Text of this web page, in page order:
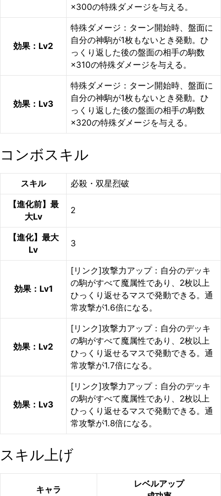
×300の特殊ダメージを与える。
効果：Lv2
特殊ダメージ：ターン開始時、盤面に
自分の神駒が1枚もないとき発動。ひ
っくり返した後の盤面の相手の駒数
×310の特殊ダメージを与える。
効果：Lv3
特殊ダメージ：ターン開始時、盤面に
自分の神駒が1枚もないとき発動。ひ
っくり返した後の盤面の相手の駒数
×320の特殊ダメージを与える。
コンボスキル
スキル 必殺・双星烈破
【進化前】最
大Lv
2
【進化】最大
Lv
3
効果：Lv1
[リンク]攻撃力アップ：自分のデッキ
の駒がすべて魔属性であり、2枚以上
ひっくり返せるマスで発動できる。通
常攻撃が1.6倍になる。
効果：Lv2
[リンク]攻撃力アップ：自分のデッキ
の駒がすべて魔属性であり、2枚以上
ひっくり返せるマスで発動できる。通
常攻撃が1.7倍になる。
効果：Lv3
[リンク]攻撃力アップ：自分のデッキ
の駒がすべて魔属性であり、2枚以上
ひっくり返せるマスで発動できる。通
常攻撃が1.8倍になる。
スキル上げ
キャラ
レベルアップ